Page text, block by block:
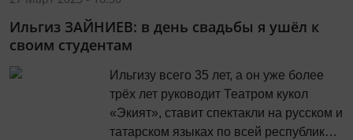
Ильгиз ЗАЙНИЕВ: в день свадьбы я ушёл к
своим студентам
Ильгизу всего 35 лет, а он уже более
трёх лет руководит Театром кукол
«Экият», ставит спектакли на русском и
татарском языках по всей республике,